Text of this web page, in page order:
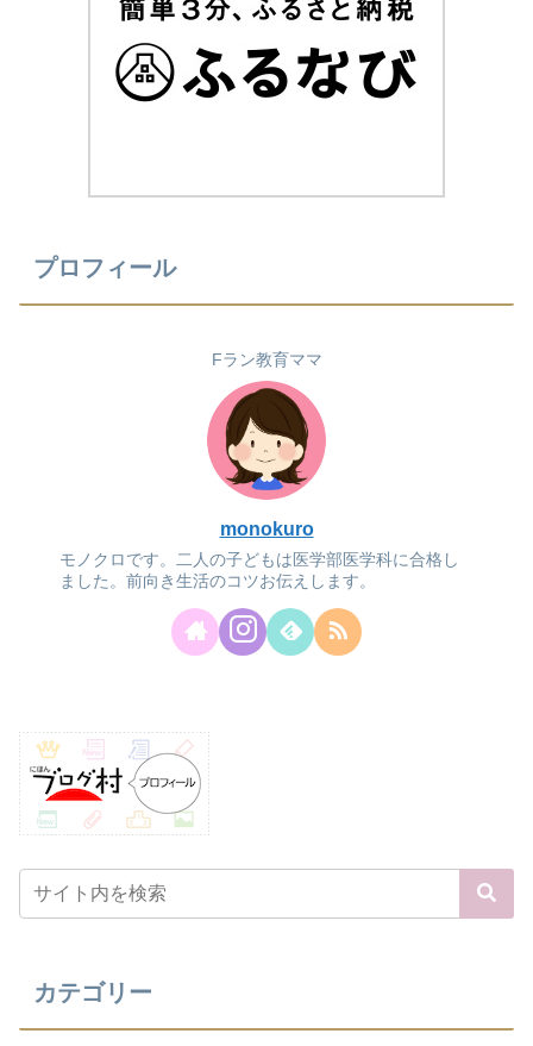
プロフィール
Fラン教育ママ
monokuro
モノクロです。二人の子どもは医学部医学科に合格し
ました。前向き生活のコツお伝えします。
カテゴリー